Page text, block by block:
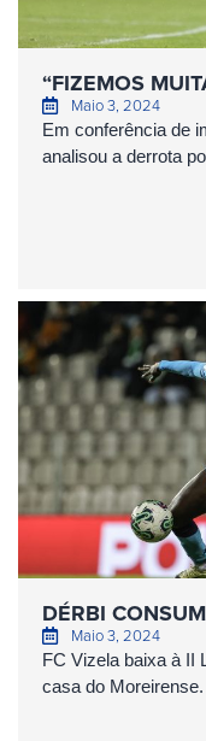
“FIZEMOS
Maio 3, 2024
Em conferência de
analisou a derrota
DÉRBI
Maio 3, 2024
FC Vizela baixa à II
casa do